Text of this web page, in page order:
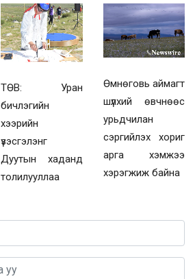
ТӨВ: Уран
бичлэгийн
хээрийн
үзэсгэлэнг
Дуутын хаданд
толилууллаа
Өмнөговь аймагт
шүлхий өвчнөөс
урьдчилан
сэргийлэх хориг
арга хэмжээ
хэрэгжиж байна